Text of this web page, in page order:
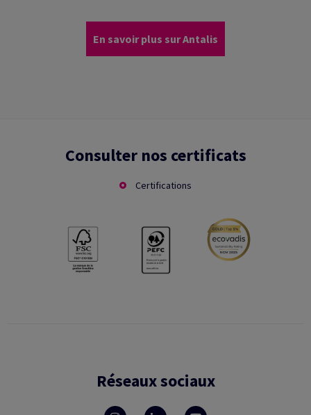
En savoir plus sur Antalis
Consulter nos certificats
Certifications
Réseaux sociaux